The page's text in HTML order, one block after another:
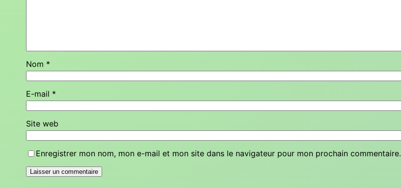
Nom *
E-mail *
Site web
Enregistrer mon nom, mon e-mail et mon site dans le navigateur pour mon prochain commentaire.